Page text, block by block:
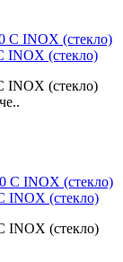
INOX (стекло)
INOX (стекло)
INOX (стекло)
INOX (стекло)